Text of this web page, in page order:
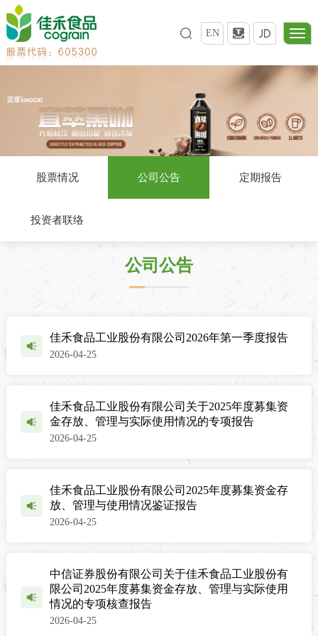
EN
股票情况 公司公告 定期报告
投资者联络
公司公告
佳禾食品工业股份有限公司2026年第一季度报告
2026-04-25
佳禾食品工业股份有限公司关于2025年度募集资
金存放、管理与实际使用情况的专项报告
2026-04-25
佳禾食品工业股份有限公司2025年度募集资金存
放、管理与使用情况鉴证报告
2026-04-25
中信证券股份有限公司关于佳禾食品工业股份有
限公司2025年度募集资金存放、管理与实际使用
情况的专项核查报告
2026-04-25